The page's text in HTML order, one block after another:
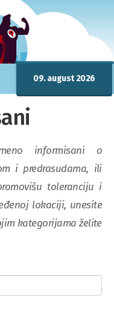
09. august 2026
informisani o
i predrasudama, ili
toleranciju i
lokaciji, unesite
kategorijama želite